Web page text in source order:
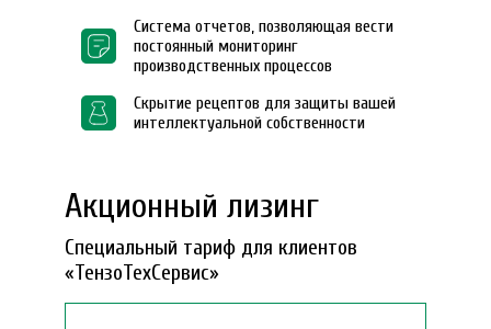
Система отчетов, позволяющая вести
постоянный мониторинг
производственных процессов
Скрытие рецептов для защиты вашей
интеллектуальной собственности
Акционный лизинг
Специальный тариф для клиентов
«ТензоТехСервис»